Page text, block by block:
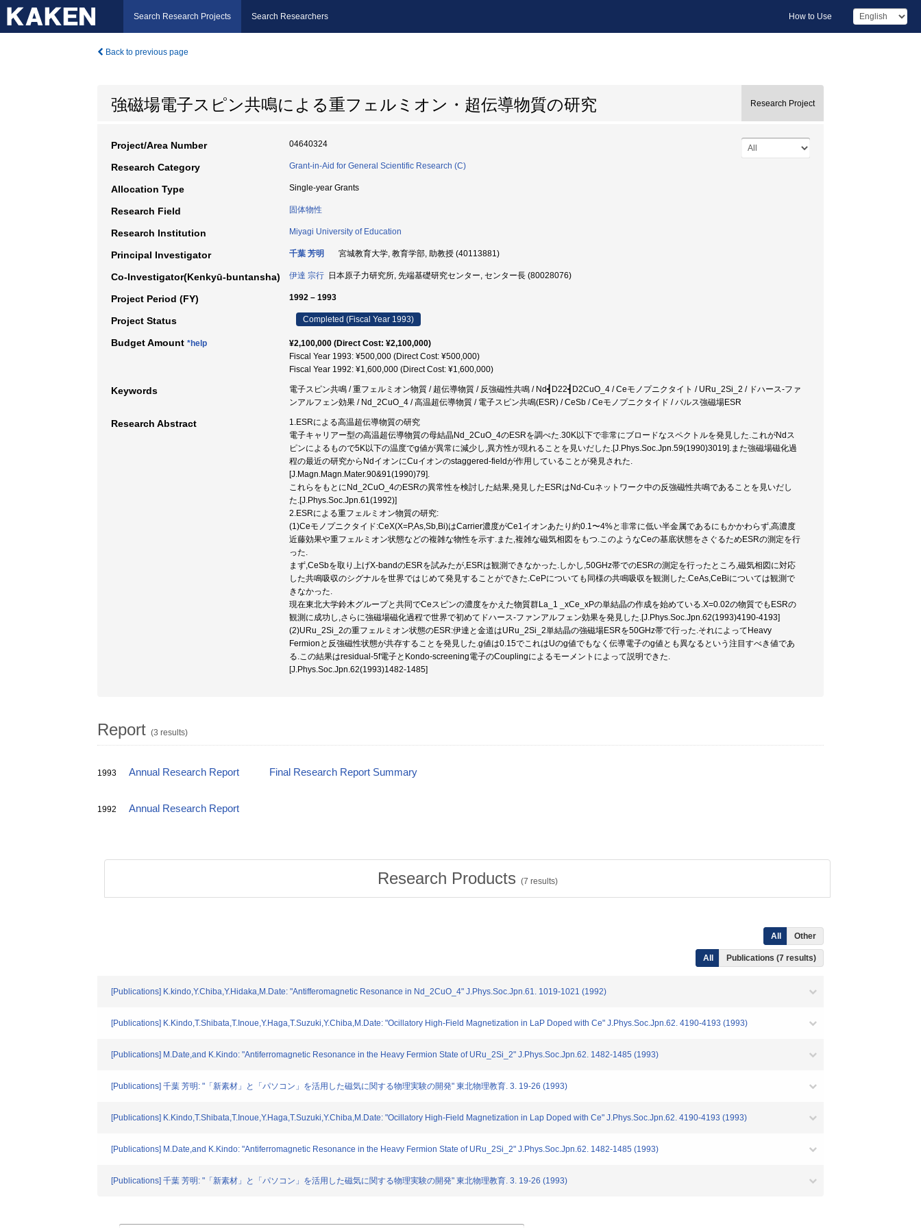
Search Research Projects Search Researchers How to Use
Back to previous page
強磁場電子スピン共鳴による重フェルミオン・超伝導物質の研究 Research Project
Project/Area Number 04640324
Research Category Grant-in-Aid for General Scientific Research (C)
Allocation Type Single-year Grants
Research Field 固体物性
Research Institution Miyagi University of Education
Principal Investigator 千葉 芳明 宮城教育大学, 教育学部, 助教授 (40113881)
Co-Investigator(Kenkyū-buntansha) 伊達 宗行 日本原子力研究所, 先端基礎研究センター, センター長 (80028076)
Project Period (FY) 1992 – 1993
Project Status Completed (Fiscal Year 1993)
Budget Amount *help
¥2,100,000 (Direct Cost: ¥2,100,000)
Fiscal Year 1993: ¥500,000 (Direct Cost: ¥500,000)
Fiscal Year 1992: ¥1,600,000 (Direct Cost: ¥1,600,000)
Keywords
電子スピン共鳴 / 重フェルミオン物質 / 超伝導物質 / 反強磁性共鳴 / Nd┫D22┫D2CuO_4 / Ceモノプニクタイト / URu_2Si_2 / ドハース-ファ
ンアルフェン効果 / Nd_2CuO_4 / 高温超伝導物質 / 電子スピン共鳴(ESR) / CeSb / Ceモノプニクタイド / パルス強磁場ESR
Research Abstract
1.ESRによる高温超伝導物質の研究
電子キャリアー型の高温超伝導物質の母結晶Nd_2CuO_4のESRを調べた.30K以下で非常にブロードなスペクトルを発見した.これがNdス
ピンによるもので5K以下の温度でg値が異常に減少し,異方性が現れることを見いだした.[J.Phys.Soc.Jpn.59(1990)3019].また強磁場磁化過
程の最近の研究からNdイオンにCuイオンのstaggered-fieldが作用していることが発見された.
[J.Magn.Magn.Mater.90&91(1990)79].
これらをもとにNd_2CuO_4のESRの異常性を検討した結果,発見したESRはNd-Cuネットワーク中の反強磁性共鳴であることを見いだし
た.[J.Phys.Soc.Jpn.61(1992)]
2.ESRによる重フェルミオン物質の研究:
(1)Ceモノプニクタイド:CeX(X=P,As,Sb,Bi)はCarrier濃度がCe1イオンあたり約0.1〜4%と非常に低い半金属であるにもかかわらず,高濃度
近藤効果や重フェルミオン状態などの複雑な物性を示す.また,複雑な磁気相図をもつ.このようなCeの基底状態をさぐるためESRの測定を行
った.
まず,CeSbを取り上げX-bandのESRを試みたが,ESRは観測できなかった.しかし,50GHz帯でのESRの測定を行ったところ,磁気相図に対応
した共鳴吸収のシグナルを世界ではじめて発見することができた.CePについても同様の共鳴吸収を観測した.CeAs,CeBiについては観測で
きなかった.
現在東北大学鈴木グループと共同でCeスピンの濃度をかえた物質群La_1 _xCe_xPの単結晶の作成を始めている.X=0.02の物質でもESRの
観測に成功し,さらに強磁場磁化過程で世界で初めてドハース-ファンアルフェン効果を発見した.[J.Phys.Soc.Jpn.62(1993)4190-4193]
(2)URu_2Si_2の重フェルミオン状態のESR:伊達と金道はURu_2Si_2単結晶の強磁場ESRを50GHz帯で行った.それによってHeavy
Fermionと反強磁性状態が共存することを発見した.g値は0.15でこれはUのg値でもなく伝導電子のg値とも異なるという注目すべき値であ
る.この結果はresidual-5f電子とKondo-screening電子のCouplingによるモーメントによって説明できた.
[J.Phys.Soc.Jpn.62(1993)1482-1485]
Report (3 results)
1993 Annual Research Report Final Research Report Summary
1992 Annual Research Report
Research Products (7 results)
All Other
All Publications (7 results)
[Publications] K.kindo,Y.Chiba,Y.Hidaka,M.Date: "Antifferomagnetic Resonance in Nd_2CuO_4" J.Phys.Soc.Jpn.61. 1019-1021 (1992)
[Publications] K.Kindo,T.Shibata,T.Inoue,Y.Haga,T.Suzuki,Y.Chiba,M.Date: "Ocillatory High-Field Magnetization in LaP Doped with Ce" J.Phys.Soc.Jpn.62. 4190-4193 (1993)
[Publications] M.Date,and K.Kindo: "Antiferromagnetic Resonance in the Heavy Fermion State of URu_2Si_2" J.Phys.Soc.Jpn.62. 1482-1485 (1993)
[Publications] 千葉 芳明: "「新素材」と「パソコン」を活用した磁気に関する物理実験の開発" 東北物理教育. 3. 19-26 (1993)
[Publications] K.Kindo,T.Shibata,T.Inoue,Y.Haga,T.Suzuki,Y.Chiba,M.Date: "Ocillatory High-Field Magnetization in Lap Doped with Ce" J.Phys.Soc.Jpn.62. 4190-4193 (1993)
[Publications] M.Date,and K.Kindo: "Antiferromagnetic Resonance in the Heavy Fermion State of URu_2Si_2" J.Phys.Soc.Jpn.62. 1482-1485 (1993)
[Publications] 千葉 芳明: "「新素材」と「パソコン」を活用した磁気に関する物理実験の開発" 東北物理教育. 3. 19-26 (1993)